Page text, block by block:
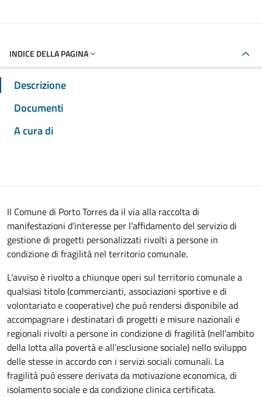
INDICE DELLA PAGINA
Descrizione
Documenti
A cura di
Il Comune di Porto Torres da il via alla raccolta di
manifestazioni d’interesse per l’affidamento del servizio di
gestione di progetti personalizzati rivolti a persone in
condizione di fragilità nel territorio comunale.
L’avviso è rivolto a chiunque operi sul territorio comunale a
qualsiasi titolo (commercianti, associazioni sportive e di
volontariato e cooperative) che può rendersi disponibile ad
accompagnare i destinatari di progetti e misure nazionali e
regionali rivolti a persone in condizione di fragilità (nell’ambito
della lotta alla povertà e all’esclusione sociale) nello sviluppo
delle stesse in accordo con i servizi sociali comunali. La
fragilità può essere derivata da motivazione economica, di
isolamento sociale e da condizione clinica certificata.